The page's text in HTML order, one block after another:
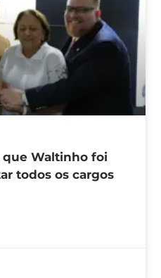
que Waltinho foi
todos os cargos